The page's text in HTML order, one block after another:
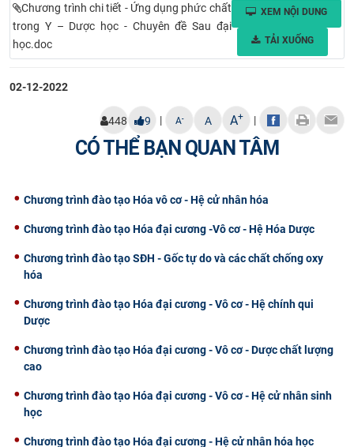
KHOA HỌC CÔNG NGHỆ
Chương trình chi tiết - Ứng dụng phức chất
trong Y – Dược học - Chuyên đề Sau đại
học.doc
XEM NỘI DUNG
TẢI XUỐNG
02-12-2022
448 9 | A- A A+ |
CÓ THỂ BẠN QUAN TÂM
Chương trình đào tạo Hóa vô cơ - Hệ cử nhân hóa
Chương trình đào tạo Hóa đại cương -Vô cơ - Hệ Hóa Dược
Chương trình đào tạo SĐH - Gốc tự do và các chất chống oxy
hóa
Chương trình đào tạo Hóa đại cương - Vô cơ - Hệ chính qui
Dược
Chương trình đào tạo Hóa đại cương - Vô cơ - Dược chất lượng
cao
Chương trình đào tạo Hóa đại cương - Vô cơ - Hệ cử nhân sinh
học
Chương trình đào tạo Hóa đại cương - Hệ cử nhân hóa học